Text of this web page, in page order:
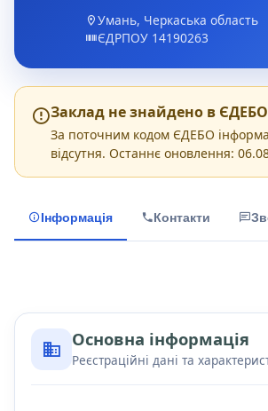
Умань, Черкаська область
ЄДРПОУ 14190263
Заклад не знайдено в ЄДЕБО
За поточним кодом ЄДЕБО
відсутня. Останнє оновлення:
Інформація Контакти
Основна інформація
Реєстраційні дані та